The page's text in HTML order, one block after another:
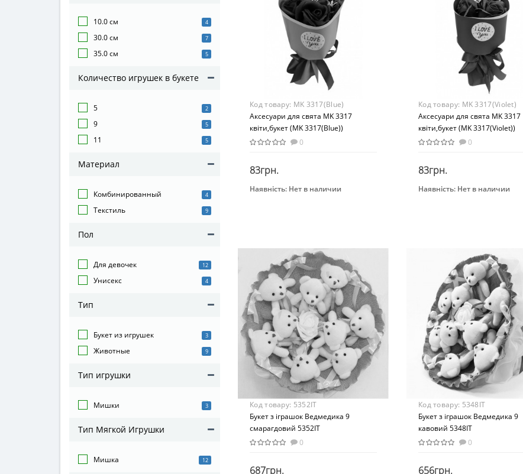
10.0 см 4
30.0 см 7
35.0 см 5
Количество игрушек в букете
5 2
9 5
11 5
Материал
Комбинированный 4
Текстиль 9
Пол
Для девочек 12
Унисекс 4
Тип
Букет из игрушек 3
Животные 9
Тип игрушки
Мишки 3
Тип Мягкой Игрушки
Мишка 12
Комбинированный
Комбинированный
Код товару: MK 3317(Blue)
Аксесуари для свята MK 3317
квіти,букет (MK 3317(Blue))
0
83грн.
Закінчився
Наявність: Нет в наличии
от 3 лет
Материал
Комбинированный
Код товару: MK 3317(Violet)
Аксесуари для свята MK 3317
квіти,букет (MK 3317(Violet))
0
83грн.
Закінчився
Наявність: Нет в наличии
Материал
Комбинированный
Код товару: 5352IT
Букет з іграшок Ведмедика 9
смарагдовий 5352IT
0
687грн.
Код товару: 5348IT
Букет з іграшок Ведмедика 9
кавовий 5348IT
0
656грн.